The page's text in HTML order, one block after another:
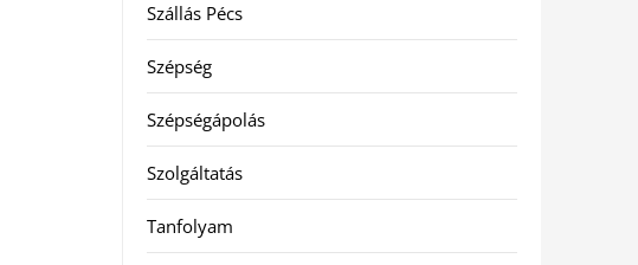
Szállás Pécs
Szépség
Szépségápolás
Szolgáltatás
Tanfolyam